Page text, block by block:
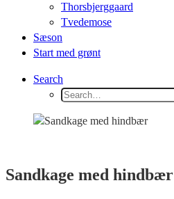
Thorsbjerggaard
Tvedemose
Sæson
Start med grønt
Search
Sandkage med hindbær